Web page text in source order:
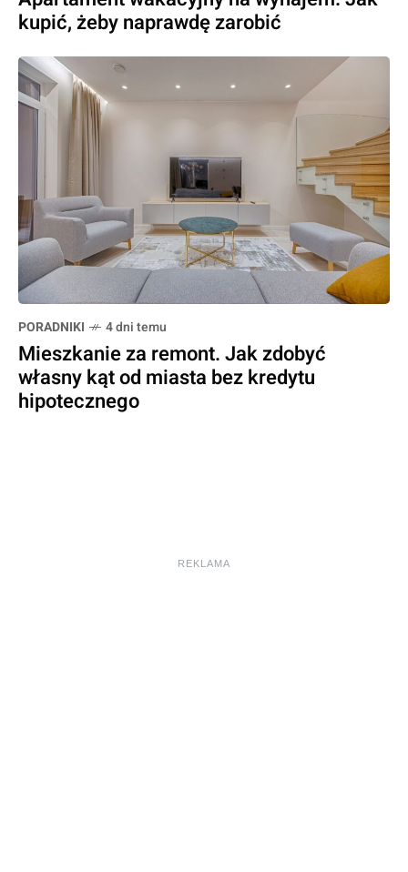
kupić, żeby naprawdę zarobić
PORADNIKI 4 dni temu
Mieszkanie za remont. Jak zdobyć
własny kąt od miasta bez kredytu
hipotecznego
REKLAMA